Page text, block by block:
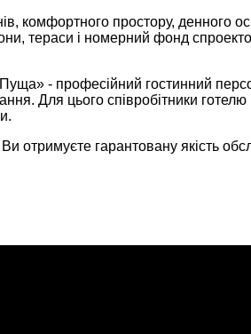
комфортного простору, денного
тераси і номерний фонд
- професійний гостинний
Для цього співробітники
отримуєте гарантовану якість